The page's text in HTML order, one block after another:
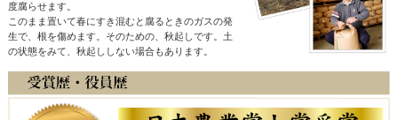
度腐らせます。
このまま置いて春にすき混むと腐るときのガスの発
生で、根を傷めます。そのための、秋起しです。土
の状態をみて、秋起ししない場合もあります。